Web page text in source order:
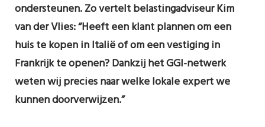
ondersteunen. Zo vertelt belastingadviseur Kim
van der Vlies: “Heeft een klant plannen om een
huis te kopen in Italië of om een vestiging in
Frankrijk te openen? Dankzij het GGI-netwerk
weten wij precies naar welke lokale expert we
kunnen doorverwijzen.”